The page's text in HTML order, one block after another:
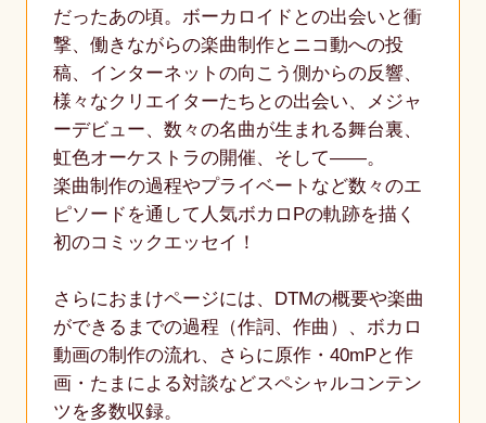
だったあの頃。ボーカロイドとの出会いと衝
撃、働きながらの楽曲制作とニコ動への投
稿、インターネットの向こう側からの反響、
様々なクリエイターたちとの出会い、メジャ
ーデビュー、数々の名曲が生まれる舞台裏、
虹色オーケストラの開催、そして――。
楽曲制作の過程やプライベートなど数々のエ
ピソードを通して人気ボカロPの軌跡を描く
初のコミックエッセイ！
さらにおまけページには、DTMの概要や楽曲
ができるまでの過程（作詞、作曲）、ボカロ
動画の制作の流れ、さらに原作・40mPと作
画・たまによる対談などスペシャルコンテン
ツを多数収録。